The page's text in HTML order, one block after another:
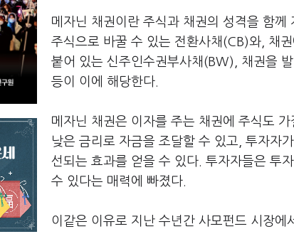
메자닌 채권이란 주식과 채권의 성격을 함
주식으로 바꿀 수 있는 전환사채(CB)와, 채
붙어 있는 신주인수권부사채(BW), 채권을
등이 이에 해당한다.
메자닌 채권은 이자를 주는 채권에 주식도
낮은 금리로 자금을 조달할 수 있고, 투자자
선되는 효과를 얻을 수 있다. 투자자들은 투
수 있다는 매력에 빠졌다.
이같은 이유로 지난 수년간 사모펀드 시장에